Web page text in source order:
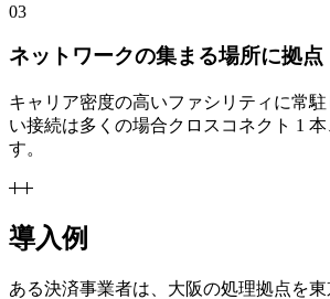
03
ネットワークの集まる場所に拠点
キャリア密度の高いファシリティに常
い接続は多くの場合クロスコネクト 1
す。
導入例
ある決済事業者は、大阪の処理拠点を